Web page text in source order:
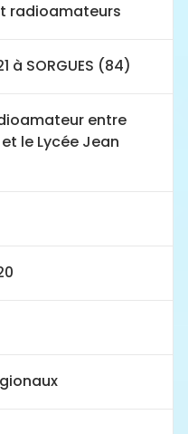
radioamateurs
à SORGUES (84)
entre
le Lycée Jean